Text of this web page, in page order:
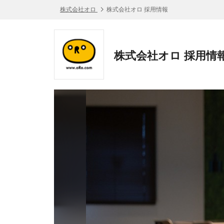
株式会社オロ 株式会社オロ 採用情報
株式会社オロ 採用情